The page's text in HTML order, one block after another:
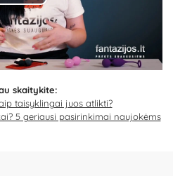
Video
skaitykite:
taisyklingai juos atlikti?
5 geriausi pasirinkimai naujokėms